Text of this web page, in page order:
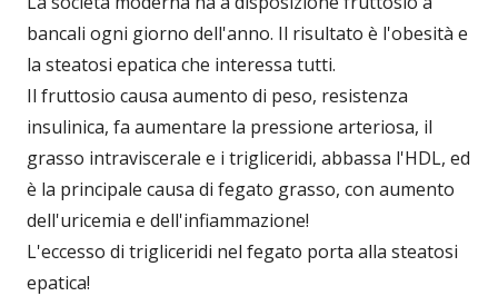
bancali ogni giorno dell'anno. Il risultato è l'obesità e
la steatosi epatica che interessa tutti.
Il fruttosio causa aumento di peso, resistenza
insulinica, fa aumentare la pressione arteriosa, il
grasso intraviscerale e i trigliceridi, abbassa l'HDL, ed
è la principale causa di fegato grasso, con aumento
dell'uricemia e dell'infiammazione!
L'eccesso di trigliceridi nel fegato porta alla steatosi
epatica!